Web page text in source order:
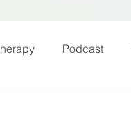
Podcast